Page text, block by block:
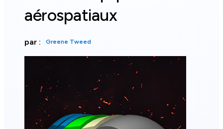
aérospatiaux
par : Greene Tweed